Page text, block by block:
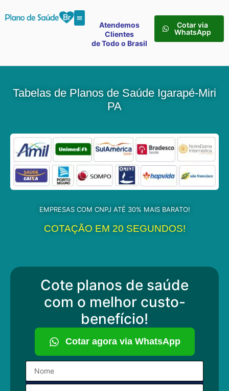
Atendemos
Clientes
de Todo o Brasil
Cotar via
WhatsApp
Tabelas de Planos de Saúde Igarapé-Miri
PA
EMPRESAS COM CNPJ ATÉ 30% MAIS BARATO!
COTAÇÃO EM 20 SEGUNDOS!
Cote planos de saúde
com o melhor custo-
benefício!
Cotar agora via WhatsApp